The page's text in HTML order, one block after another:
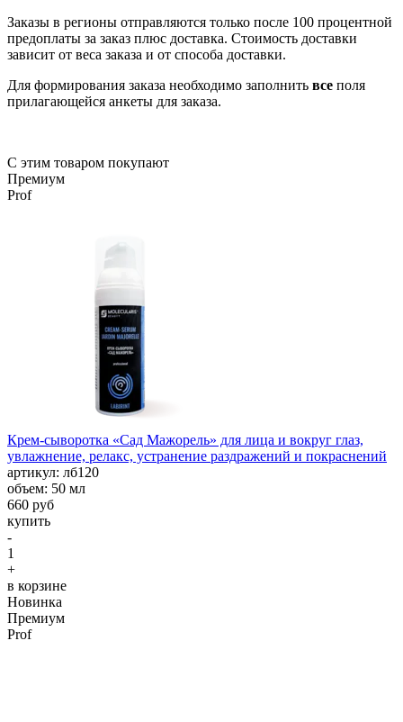
Заказы в регионы отправляются только после 100 процентной
предоплаты за заказ плюс доставка. Стоимость доставки
зависит от веса заказа и от способа доставки.
Для формирования заказа необходимо заполнить все поля
прилагающейся анкеты для заказа.
С этим товаром покупают
Премиум
Prof
Крем-сыворотка «Сад Мажорель» для лица и вокруг глаз,
увлажнение, релакс, устранение раздражений и покраснений
aртикул: лб120
объем: 50 мл
660 руб
купить
-
1
+
в корзине
Новинка
Премиум
Prof